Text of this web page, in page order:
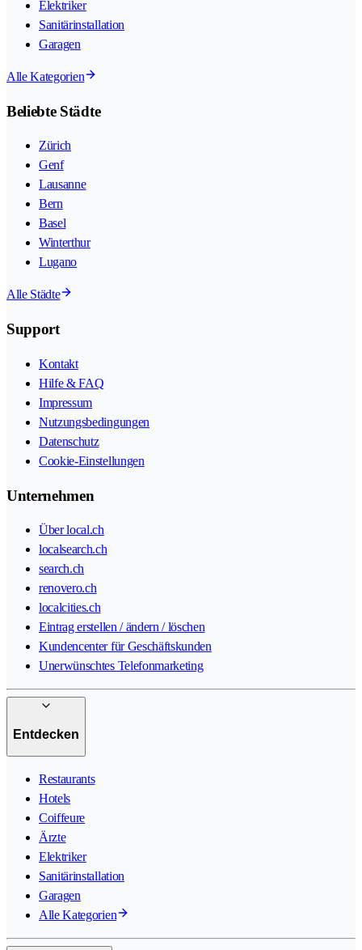
Elektriker
Sanitärinstallation
Garagen
Alle Kategorien
Beliebte Städte
Zürich
Genf
Lausanne
Bern
Basel
Winterthur
Lugano
Alle Städte
Support
Kontakt
Hilfe & FAQ
Impressum
Nutzungsbedingungen
Datenschutz
Cookie-Einstellungen
Unternehmen
Über local.ch
localsearch.ch
search.ch
renovero.ch
localcities.ch
Eintrag erstellen / ändern / löschen
Kundencenter für Geschäftskunden
Unerwünschtes Telefonmarketing
Entdecken
Restaurants
Hotels
Coiffeure
Ärzte
Elektriker
Sanitärinstallation
Garagen
Alle Kategorien